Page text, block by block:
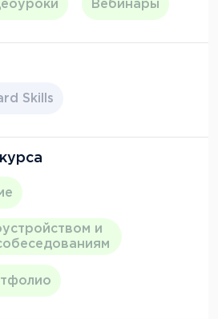
или систематизировать
Вебинары
Skills
и